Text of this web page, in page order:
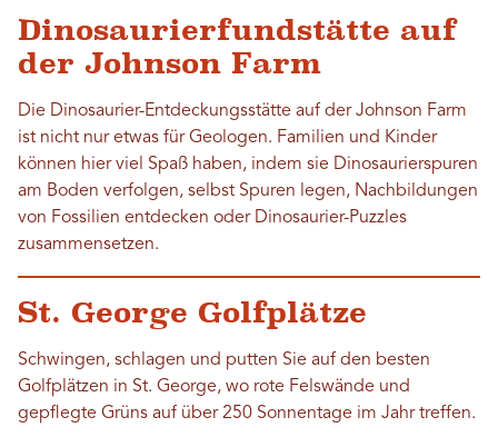
Dinosaurierfundstätte auf
der Johnson Farm
Die Dinosaurier-Entdeckungsstätte auf der Johnson Farm
ist nicht nur etwas für Geologen. Familien und Kinder
können hier viel Spaß haben, indem sie Dinosaurierspuren
am Boden verfolgen, selbst Spuren legen, Nachbildungen
von Fossilien entdecken oder Dinosaurier-Puzzles
zusammensetzen.
St. George Golfplätze
Schwingen, schlagen und putten Sie auf den besten
Golfplätzen in St. George, wo rote Felswände und
gepflegte Grüns auf über 250 Sonnentage im Jahr treffen.